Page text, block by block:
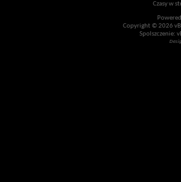
Czasy w
Copyright © 2026
Spolszczenie: